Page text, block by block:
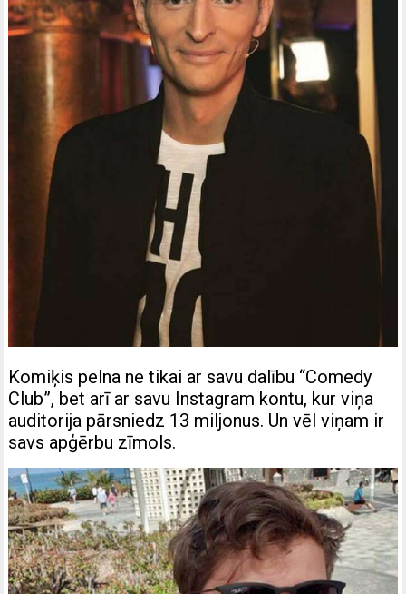
Komiķis pelna ne tikai ar savu dalību “Comedy
Club”, bet arī ar savu Instagram kontu, kur viņa
auditorija pārsniedz 13 miljonus. Un vēl viņam ir
savs apģērbu zīmols.